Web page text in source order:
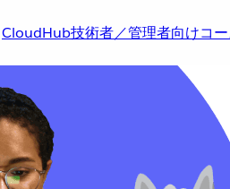
CloudHub技術者／管理者向けコ